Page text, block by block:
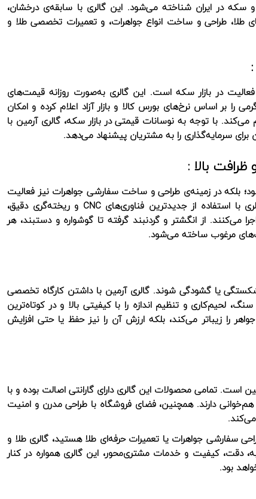
و سکه در ایران شناخته می‌شود. این گالری با سابقه‌ی درخشان،
طراحی و ساخت انواع جواهرات، و تعمیرات تخصصی طلا و
در بازار سکه است. این گالری به‌صورت روزانه قیمت‌های
را بر اساس نرخ‌های بورس کالا و بازار آزاد اعلام کرده و امکان
با توجه به نوسانات قیمتی در بازار سکه، گالری آرمین با
سرمایه‌گذاری را به مشتریان پیشنهاد می‌دهد.
بالا :
بلکه در زمینه‌ی طراحی و ساخت سفارشی جواهرات نیز فعالیت
گسترده‌ای دارد. هنرمندان و طلاسازان مجرب این گالری با استفاده از جدیدترین فناوری‌های CNC و ریخته‌گری دقیق،
می‌کنند. از انگشتر و گردنبند گرفته تا گوشواره و دستبند، هر
یا گشودگی شوند. گالری آرمین با داشتن کارگاه تخصصی
لحیم‌کاری و تنظیم اندازه را با کیفیتی بالا و در کوتاه‌ترین
را زیباتر می‌کند، بلکه ارزش آن را نیز حفظ یا حتی افزایش
است. تمامی محصولات این گالری دارای گارانتی اصالت بوده و با
دارند. همچنین، فضای فروشگاه با طراحی مدرن و امنیت
سفارشی جواهرات یا تعمیرات حرفه‌ای طلا هستید، گالری طلا و
دقت، کیفیت و خدمات مشتری‌محور، این گالری همواره در کنار
بود.